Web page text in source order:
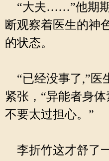
“大夫……”他期期
断观察着医生的神
的状态。
“已经没事了,”医
紧张，“异能者身
不要太过担心。”
李折竹这才舒了